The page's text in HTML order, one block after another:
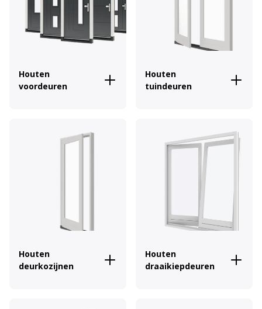
Houten
voordeuren
Houten
tuindeuren
Houten
deurkozijnen
Houten
draaikiepdeuren